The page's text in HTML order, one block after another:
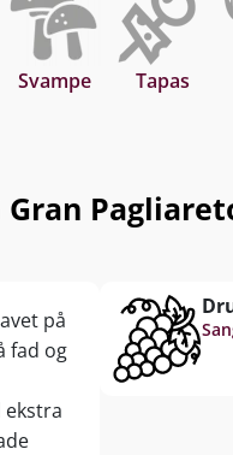
Svampe Tapas
på
fad og